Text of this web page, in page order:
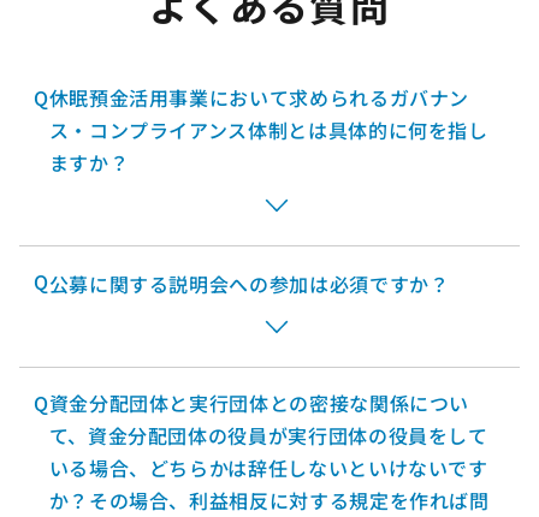
Q休眠預金活用事業において求められるガバナン
ス・コンプライアンス体制とは具体的に何を指し
ますか？
Q公募に関する説明会への参加は必須ですか？
Q資金分配団体と実行団体との密接な関係につい
て、資金分配団体の役員が実行団体の役員をして
いる場合、どちらかは辞任しないといけないです
か？その場合、利益相反に対する規定を作れば問